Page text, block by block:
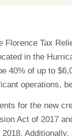
Florence Tax
in the
40% of up to
operations,
for the new
Act of 2017
2018.